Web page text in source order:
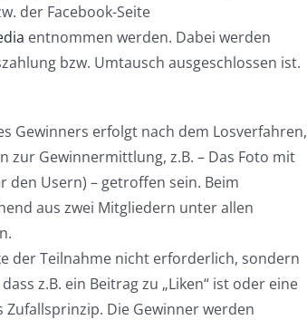
der Facebook-Seite
entnommen werden. Dabei werden
bzw. Umtausch ausgeschlossen ist.
Gewinners erfolgt nach dem Losverfahren,
zur Gewinnermittlung, z.B. – Das Foto mit
den Usern) – getroffen sein. Beim
aus zwei Mitgliedern unter allen
der Teilnahme nicht erforderlich, sondern
z.B. ein Beitrag zu „Liken“ ist oder eine
Die Gewinner werden